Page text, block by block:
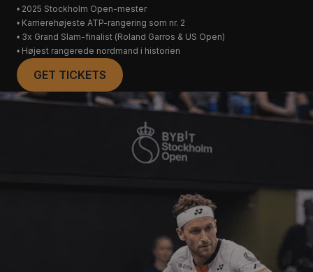
2025 Stockholm Open-mester
Karrierehøjeste ATP-rangering som nr. 2
3x Grand Slam-finalist (Roland Garros & US Open)
Højest rangerede nordmand i historien
GET TICKETS